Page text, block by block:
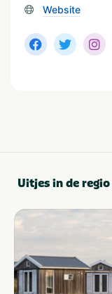
Website
Uitjes in de regio